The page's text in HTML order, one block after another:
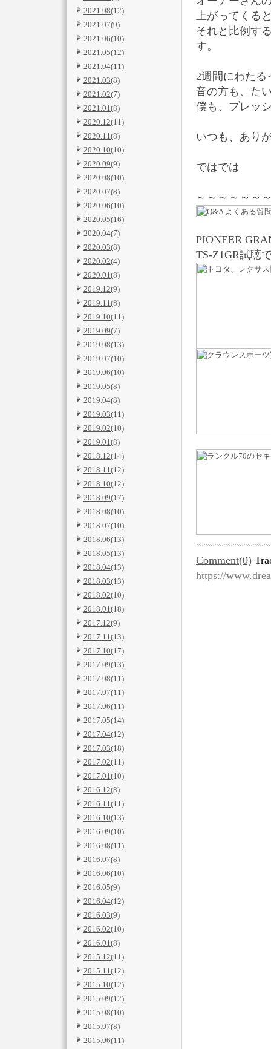
2021.08(12)
2021.07(9)
2021.06(10)
2021.05(12)
2021.04(11)
2021.03(8)
2021.02(7)
2021.01(8)
2020.12(11)
2020.11(8)
2020.10(10)
2020.09(9)
2020.08(10)
2020.07(8)
2020.06(10)
2020.05(16)
2020.04(7)
2020.03(8)
2020.02(4)
2020.01(8)
2019.12(9)
2019.11(8)
2019.10(11)
2019.09(7)
2019.08(13)
2019.07(10)
2019.06(10)
2019.05(8)
2019.04(8)
2019.03(11)
2019.02(10)
2019.01(8)
2018.12(14)
2018.11(12)
2018.10(12)
2018.09(17)
2018.08(10)
2018.07(10)
2018.06(13)
2018.05(13)
2018.04(13)
2018.03(13)
2018.02(10)
2018.01(18)
2017.12(9)
2017.11(13)
2017.10(17)
2017.09(13)
2017.08(11)
2017.07(11)
2017.06(11)
2017.05(14)
2017.04(12)
2017.03(18)
2017.02(11)
2017.01(10)
2016.12(8)
2016.11(11)
2016.10(13)
2016.09(10)
2016.08(11)
2016.07(8)
2016.06(10)
2016.05(9)
2016.04(12)
2016.03(9)
2016.02(10)
2016.01(8)
2015.12(11)
2015.11(12)
2015.10(12)
2015.09(12)
2015.08(10)
2015.07(8)
2015.06(11)
上がってくる
それと比例す
す。
2週間にわたる
音の方も、た
僕も、プレッ
いつも、あり
ではでは
～～～～～～
PIONEER
TS-Z1GR試聴
Comment(0)
https://